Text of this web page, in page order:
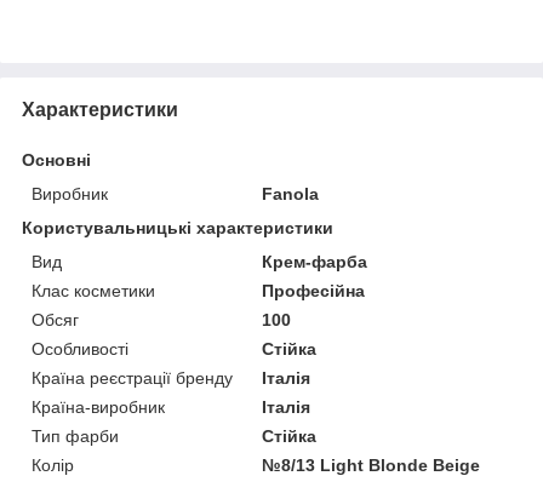
Характеристики
Основні
Виробник
Fanola
Користувальницькі характеристики
Вид
Крем-фарба
Клас косметики
Професійна
Обсяг
100
Особливості
Стійка
Країна реєстрації бренду
Італія
Країна-виробник
Італія
Тип фарби
Стійка
Колір
№8/13 Light Blonde Beige